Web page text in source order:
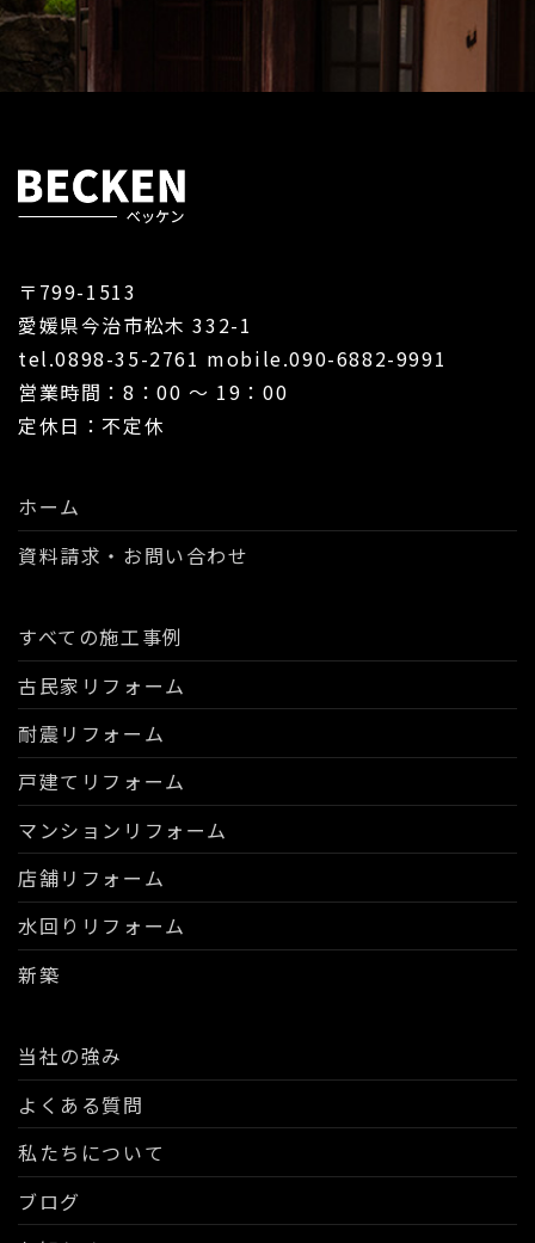
〒799-1513
愛媛県今治市松木 332-1
tel.0898-35-2761 mobile.090-6882-9991
営業時間：8：00 ～ 19：00
定休日：不定休
ホーム
資料請求・お問い合わせ
すべての施工事例
古民家リフォーム
耐震リフォーム
戸建てリフォーム
マンションリフォーム
店舗リフォーム
水回りリフォーム
新築
当社の強み
よくある質問
私たちについて
ブログ